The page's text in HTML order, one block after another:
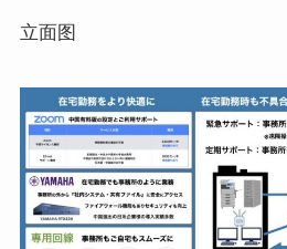
立面图